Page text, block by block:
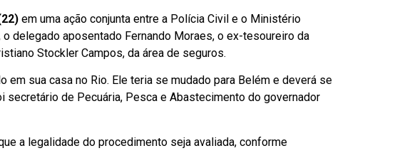
em uma ação conjunta entre a Polícia Civil e o Ministério
delegado aposentado Fernando Moraes, o ex-tesoureiro da
Stockler Campos, da área de seguros.
em sua casa no Rio. Ele teria se mudado para Belém e deverá se
secretário de Pecuária, Pesca e Abastecimento do governador
a legalidade do procedimento seja avaliada, conforme